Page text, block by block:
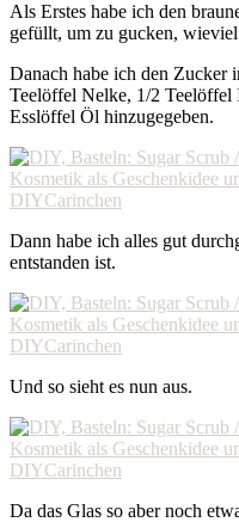
Als Erstes habe ich den
gefüllt, um zu gucken,
Danach habe ich den Zucker
Teelöffel Nelke, 1/2
Esslöffel Öl hinzugegeben.
Dann habe ich alles gut
entstanden ist.
Und so sieht es nun aus.
Da das Glas so aber noch